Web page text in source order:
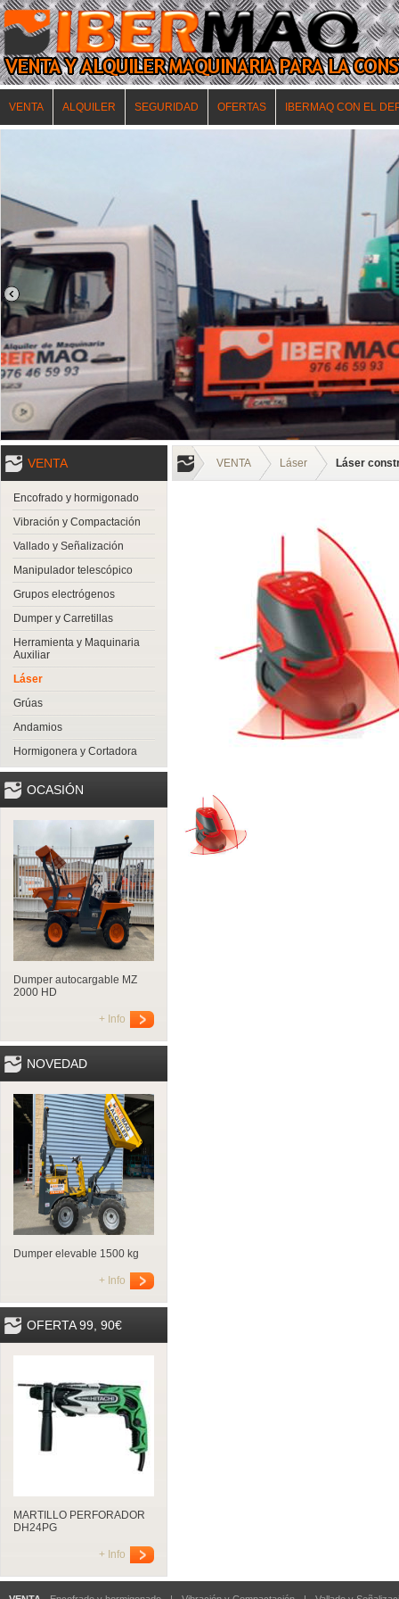
VENTA ALQUILER SEGURIDAD OFERTAS IBERMAQ CON EL
VENTA
Encofrado y hormigonado
Vibración y Compactación
Vallado y Señalización
Manipulador telescópico
Grupos electrógenos
Dumper y Carretillas
Herramienta y Maquinaria
Auxiliar
Láser
Grúas
Andamios
Hormigonera y Cortadora
OCASIÓN
Dumper autocargable MZ
2000 HD
+ Info
NOVEDAD
Dumper elevable 1500 kg
+ Info
OFERTA 99, 90€
MARTILLO PERFORADOR
DH24PG
+ Info
VENTA Láser Láser